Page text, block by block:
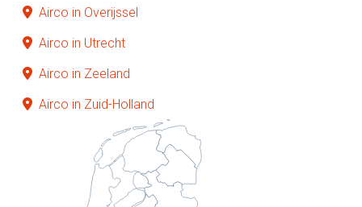
Airco in Overijssel
Airco in Utrecht
Airco in Zeeland
Airco in Zuid-Holland